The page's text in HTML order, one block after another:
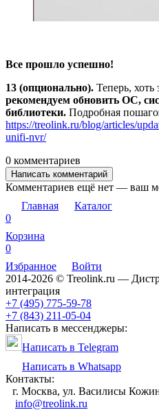
Все прошло успешно!
13 (опционально). Теперь, хоть
рекомендуем обновить ОС,
библиотеки. Подробная
https://treolink.ru/blog/articles/
unifi-nvr/
0 комментариев
Написать комментарий
Комментариев ещё нет — ваш
Главная
Каталог
0
Корзина
0
Избранное
Войти
2014-2026 © Treolink.ru —
интеграция
+7 (495) 775-59-78
+7 (843) 211-05-04
Написать в мессенджеры:
Написать в Telegram
Написать в Whatsapp
Контакты:
г. Москва, ул. Василисы
info@treolink.ru